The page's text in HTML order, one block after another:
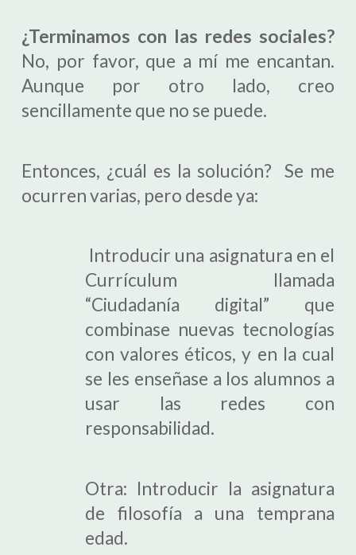
¿Terminamos con las redes sociales?
No, por favor, que a mí me encantan.
Aunque por otro lado, creo
sencillamente que no se puede.
Entonces, ¿cuál es la solución? Se me
ocurren varias, pero desde ya:
Introducir una asignatura en el
Currículum llamada
“Ciudadanía digital” que
combinase nuevas tecnologías
con valores éticos, y en la cual
se les enseñase a los alumnos a
usar las redes con
responsabilidad.
Otra: Introducir la asignatura
de filosofía a una temprana
edad.